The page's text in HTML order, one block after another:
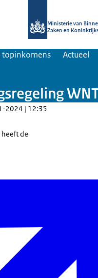
Ministerie van
Zaken en
Actueel
2024 | 12:35
heeft de